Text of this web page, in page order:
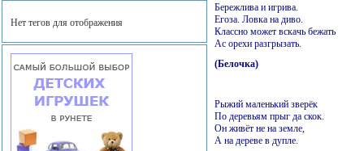
Нет тегов для отображения
Бережлива и игрива.
Егоза. Ловка на диво.
Классно может вскачь бежать
Ас орехи разгрызать.
(Белочка)
Рыжий маленький зверёк
По деревьям прыг да скок.
Он живёт не на земле,
А на дереве в дупле.